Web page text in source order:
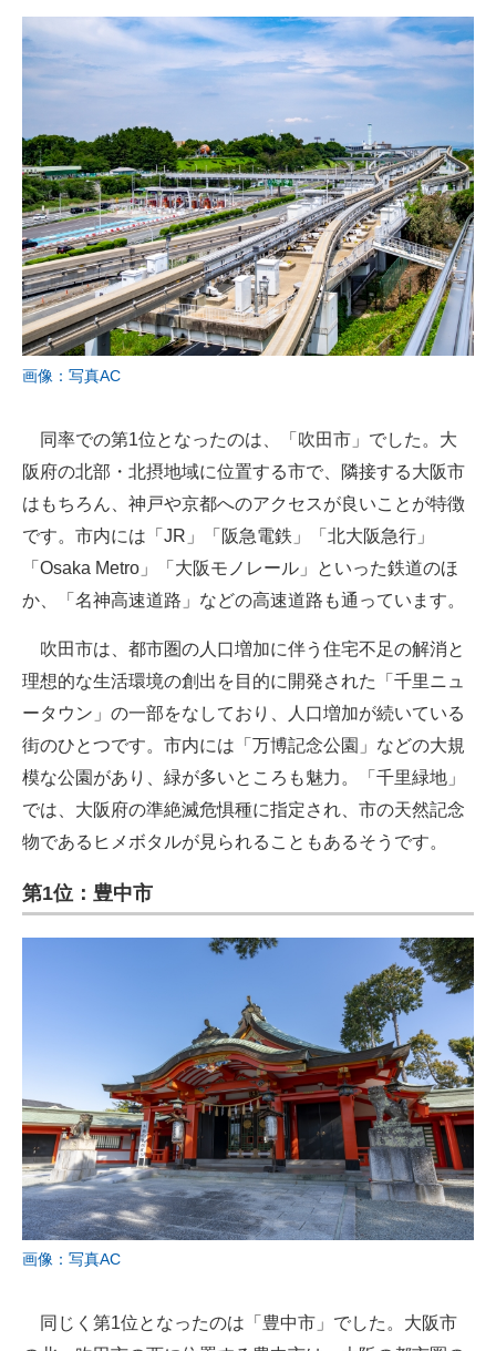
画像：写真AC
同率での第1位となったのは、「吹田市」でした。大
阪府の北部・北摂地域に位置する市で、隣接する大阪市
はもちろん、神戸や京都へのアクセスが良いことが特徴
です。市内には「JR」「阪急電鉄」「北大阪急行」
「Osaka Metro」「大阪モノレール」といった鉄道のほ
か、「名神高速道路」などの高速道路も通っています。
吹田市は、都市圏の人口増加に伴う住宅不足の解消と
理想的な生活環境の創出を目的に開発された「千里ニュ
ータウン」の一部をなしており、人口増加が続いている
街のひとつです。市内には「万博記念公園」などの大規
模な公園があり、緑が多いところも魅力。「千里緑地」
では、大阪府の準絶滅危惧種に指定され、市の天然記念
物であるヒメボタルが見られることもあるそうです。
第1位：豊中市
画像：写真AC
同じく第1位となったのは「豊中市」でした。大阪市